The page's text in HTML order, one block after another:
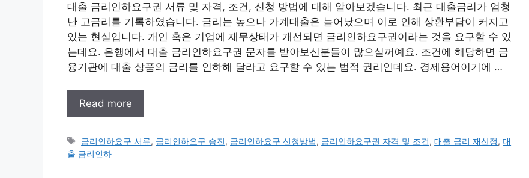
대출 금리인하요구권 서류 및 자격, 조건, 신청 방법에 대해 알아보겠습니다. 최근 대출금리가 엄청
난 고금리를 기록하였습니다. 금리는 높으나 가계대출은 늘어났으며 이로 인해 상환부담이 커지고
있는 현실입니다. 개인 혹은 기업에 재무상태가 개선되면 금리인하요구권이라는 것을 요구할 수 있
는데요. 은행에서 대출 금리인하요구권 문자를 받아보신분들이 많으실꺼예요. 조건에 해당하면 금
융기관에 대출 상품의 금리를 인하해 달라고 요구할 수 있는 법적 권리인데요. 경제용어이기에 …
Read more
태
그
금리인하요구 서류, 금리인하요구 승진, 금리인하요구 신청방법, 금리인하요구권 자격 및 조건,대출 금리 재산정,대
출 금리인하